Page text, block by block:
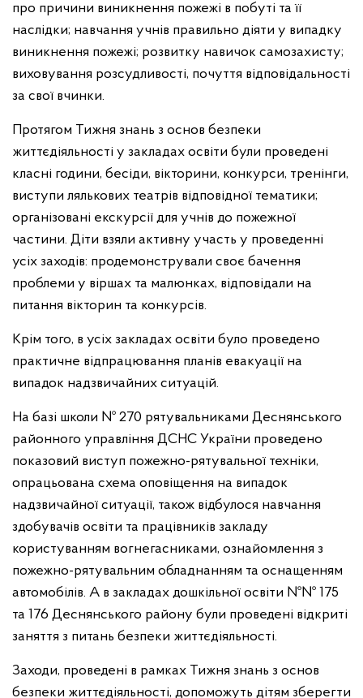
про причини виникнення пожежі в побуті та її
наслідки; навчання учнів правильно діяти у випадку
виникнення пожежі; розвитку навичок самозахисту;
виховування розсудливості, почуття відповідальності
за свої вчинки.
Протягом Тижня знань з основ безпеки
життєдіяльності у закладах освіти були проведені
класні години, бесіди, вікторини, конкурси, тренінги,
виступи лялькових театрів відповідної тематики;
організовані екскурсії для учнів до пожежної
частини. Діти взяли активну участь у проведенні
усіх заходів: продемонстрували своє бачення
проблеми у віршах та малюнках, відповідали на
питання вікторин та конкурсів.
Крім того, в усіх закладах освіти було проведено
практичне відпрацювання планів евакуації на
випадок надзвичайних ситуацій.
На базі школи № 270 рятувальниками Деснянського
районного управління ДСНС України проведено
показовий виступ пожежно-рятувальної техніки,
опрацьована схема оповіщення на випадок
надзвичайної ситуації, також відбулося навчання
здобувачів освіти та працівників закладу
користуванням вогнегасниками, ознайомлення з
пожежно-рятувальним обладнанням та оснащенням
автомобілів. А в закладах дошкільної освіти №№ 175
та 176 Деснянського району були проведені відкриті
заняття з питань безпеки життєдіяльності.
Заходи, проведені в рамках Тижня знань з основ
безпеки життєдіяльності, допоможуть дітям зберегти